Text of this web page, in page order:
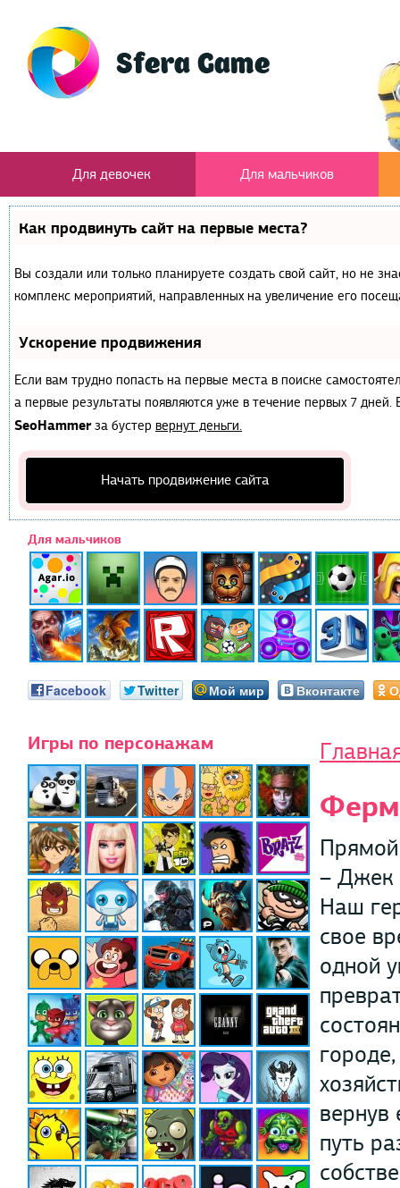
Для девочек Для мальчиков
Как продвинуть сайт на первые места?
Вы создали или только планируете создать свой сайт, но не
комплекс мероприятий, направленных на увеличение его
Ускорение продвижения
Если вам трудно попасть на первые места в поиске
а первые результаты появляются уже в течение первых 7
SeoHammerза бустер вернут деньги.
Начать продвижение сайта
Для мальчиков
Facebook Twitter Мой мир Вконтакте
Игры по персонажам
Прямой
– Джек
Наш
свое
одной
вернув
путь